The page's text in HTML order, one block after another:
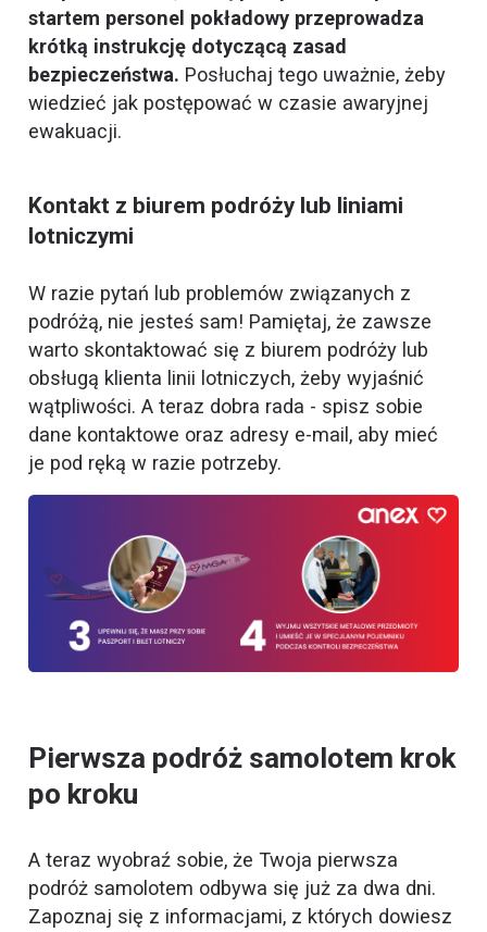
startem personel pokładowy przeprowadza
krótką instrukcję dotyczącą zasad
bezpieczeństwa. Posłuchaj tego uważnie, żeby
wiedzieć jak postępować w czasie awaryjnej
ewakuacji.
Kontakt z biurem podróży lub liniami
lotniczymi
W razie pytań lub problemów związanych z
podróżą, nie jesteś sam! Pamiętaj, że zawsze
warto skontaktować się z biurem podróży lub
obsługą klienta linii lotniczych, żeby wyjaśnić
wątpliwości. A teraz dobra rada - spisz sobie
dane kontaktowe oraz adresy e-mail, aby mieć
je pod ręką w razie potrzeby.
Pierwsza podróż samolotem krok
po kroku
A teraz wyobraź sobie, że Twoja pierwsza
podróż samolotem odbywa się już za dwa dni.
Zapoznaj się z informacjami, z których dowiesz